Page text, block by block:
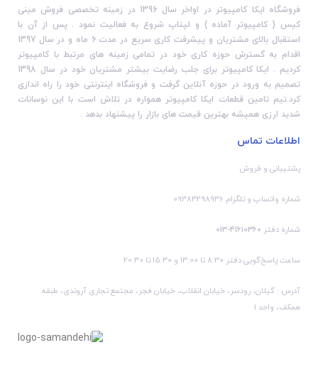
فروشگاه ایکا کامپیوتر در اواخر سال 1396 در زمینه تخصصی فروش مینی
کیس ( کامپیوتر آماده ) و لپتاپ شروع به فعالیت نمود . پس از آن با
استقبال بالای مشتریان و پیشرفت کاری سریع در مدت 6 ماه و در سال 1397
اقدام به گسترش حوزه کاری خود در تمامی زمینه های مرتبط با کامپیوتر
کردیم . ایکا کامپیوتر برای جلب رضایت بیشتر مشتریان خود در سال 1398
تصمیم به ورود در حوزه آنلاین گرفت و فروشگاه اینترنتی خود را راه اندازی
کرد.تیم تامین قطعات ایکا کامپیوتر همواره در تلاش است با این نوسانات
شدید ارزی همیشه بهترین قیمت های بازار را پیشنهاد بدهد .
اطلاعات تماس
پشتیبانی و فروش
شماره واتساپ و تلگرام 09383298936
شماره دفتر 41610360-013
ساعت پاسخ‌گویی دفتر 8:30 تا 13:00 و 15:30 تا 20:30
آدرس : گیلان، رودسر، خیابان انقلاب، خیابان فجر، مجتمع تجاری آروندی، طبقه
همکف، واحد 1